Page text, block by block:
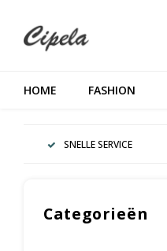
HOME FASHION
SNELLE SERVICE
Categorieën